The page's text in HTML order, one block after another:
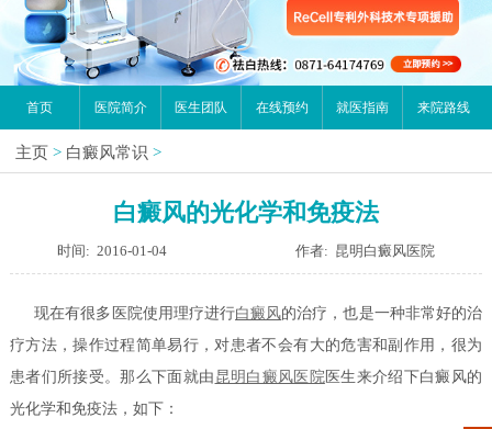
首页 医院简介 医生团队 在线预约 就医指南 来院路线
主页 > 白癜风常识 >
白癜风的光化学和免疫法
时间: 2016-01-04 作者: 昆明白癜风医院
现在有很多医院使用理疗进行白癜风的治疗，也是一种非常好的治
疗方法，操作过程简单易行，对患者不会有大的危害和副作用，很为
患者们所接受。那么下面就由 昆明白癜风医院医生来介绍下白癜风的
光化学和免疫法 ，如下：